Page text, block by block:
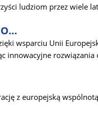
ludziom przez wiele
wsparciu Unii
innowacyjne
z europejską